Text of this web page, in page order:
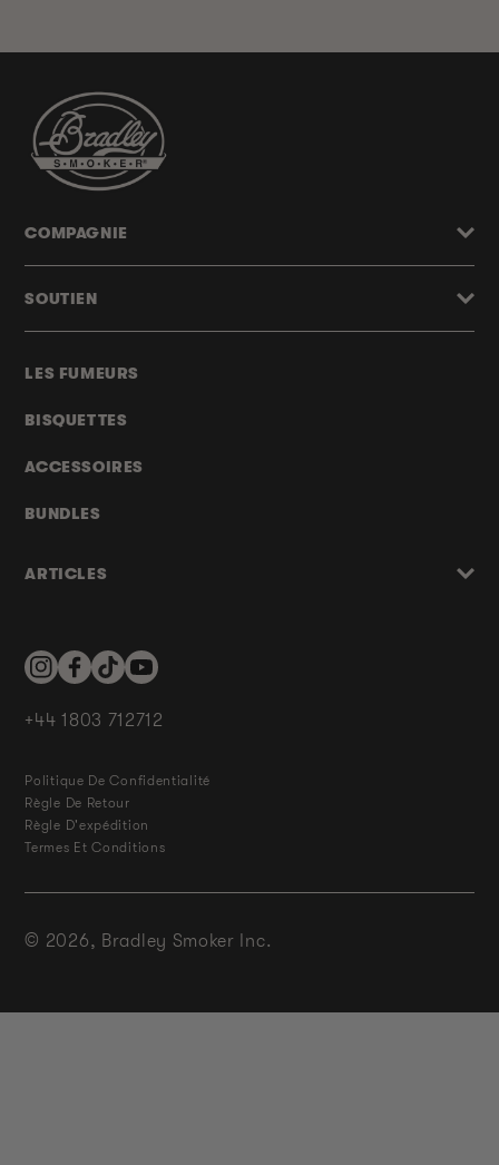
LES FUMEURS
BISQUETTES
ACCESSOIRES
BUNDLES
ARTICLES
COMPAGNIE
SOUTIEN
InstagramFacebookTikTokYouTube
+44 1803 712712
Politique De Confidentialité
Règle De Retour
Règle D'expédition
Termes Et Conditions
© 2026, Bradley Smoker Inc.